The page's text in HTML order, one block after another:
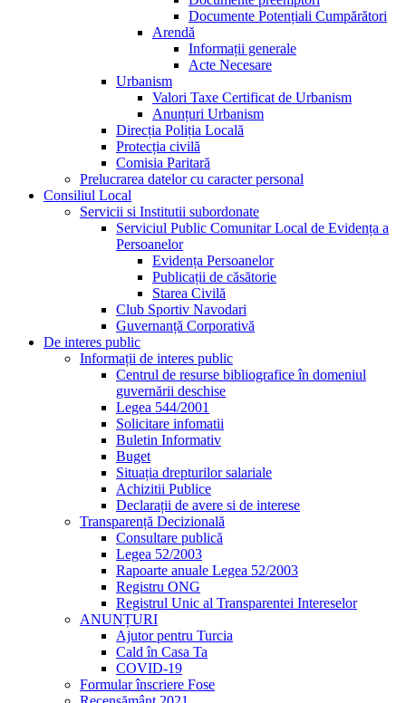
Documente Potențiali Cumpărători
Arendă
Informații generale
Acte Necesare
Urbanism
Valori Taxe Certificat de Urbanism
Anunțuri Urbanism
Direcția Poliția Locală
Protecția civilă
Comisia Paritară
Prelucrarea datelor cu caracter personal
Consiliul Local
Servicii si Institutii subordonate
Serviciul Public Comunitar Local de Evidența a
Persoanelor
Evidența Persoanelor
Publicații de căsătorie
Starea Civilă
Club Sportiv Navodari
Guvernanță Corporativă
De interes public
Informații de interes public
Centrul de resurse bibliografice în domeniul
guvernării deschise
Legea 544/2001
Solicitare infomatii
Buletin Informativ
Buget
Situația drepturilor salariale
Achizitii Publice
Declarații de avere si de interese
Transparență Decizională
Consultare publică
Legea 52/2003
Rapoarte anuale Legea 52/2003
Registru ONG
Registrul Unic al Transparentei Intereselor
ANUNȚURI
Ajutor pentru Turcia
Cald în Casa Ta
COVID-19
Formular înscriere Fose